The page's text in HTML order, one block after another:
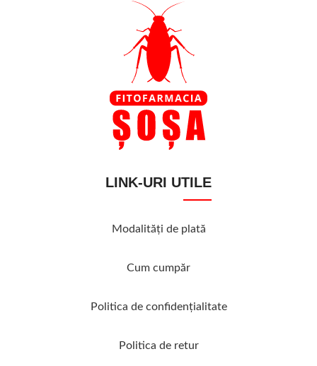
LINK-URI UTILE
Modalităţi de plată
Cum cumpăr
Politica de confidenţialitate
Politica de retur